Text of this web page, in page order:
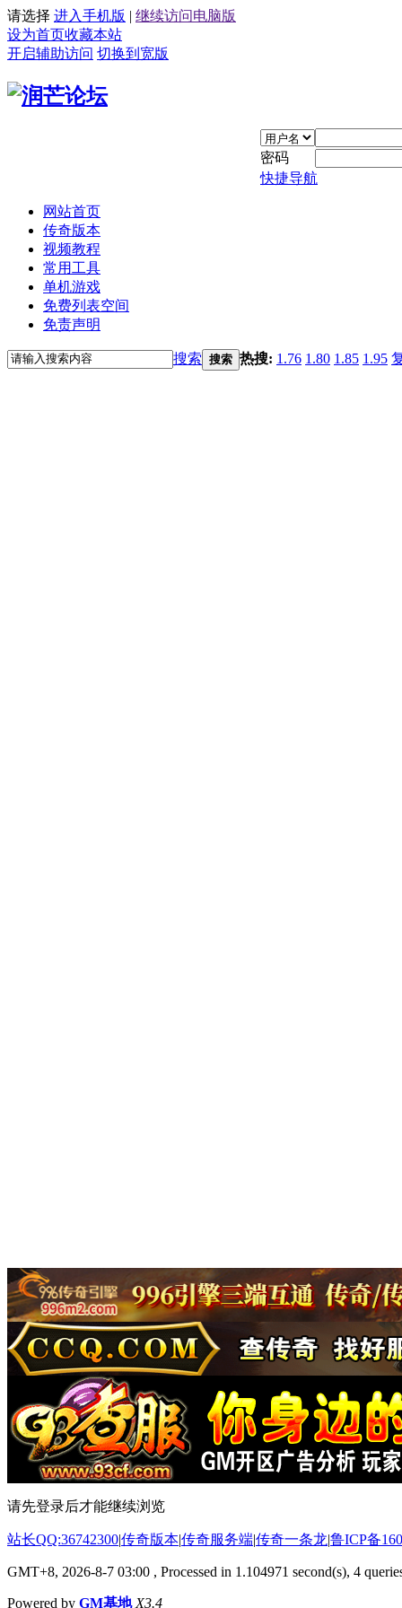
请选择 进入手机版 | 继续访问电脑版
设为首页收藏本站
开启辅助访问 切换到宽版
密码
快捷导航
网站首页
传奇版本
视频教程
常用工具
单机游戏
免费列表空间
免责声明
搜索 搜索 热搜: 1.76 1.80 1.85 1.95
请先登录后才能继续浏览
站长QQ:36742300|传奇版本|传奇服务端|传奇一条龙|鲁ICP备
GMT+8, 2026-8-7 03:00 , Processed in 1.104971 second(s), 4
Powered by GM基地 X3.4